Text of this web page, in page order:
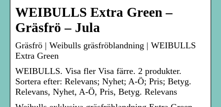
WEIBULLS Extra Green –
Gräsfrö – Jula
Gräsfrö | Weibulls gräsfröblandning | WEIBULLS
Extra Green
WEIBULLS. Visa fler Visa färre. 2 produkter.
Sortera efter: Relevans; Nyhet; A-Ö; Pris; Betyg.
Relevans, Nyhet, A-Ö, Pris, Betyg. Relevans